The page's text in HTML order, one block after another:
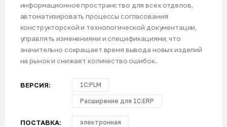
информационное пространство для всех отделов,
автоматизировать процессы согласования
конструкторской и технологической документации,
управлять изменениями и спецификациями, что
значительно сокращает время вывода новых изделий
на рынок и снижает количество ошибок.
ВЕРСИЯ 1С:PLM
Расширение для 1С:ERP
ПОСТАВКА электронная